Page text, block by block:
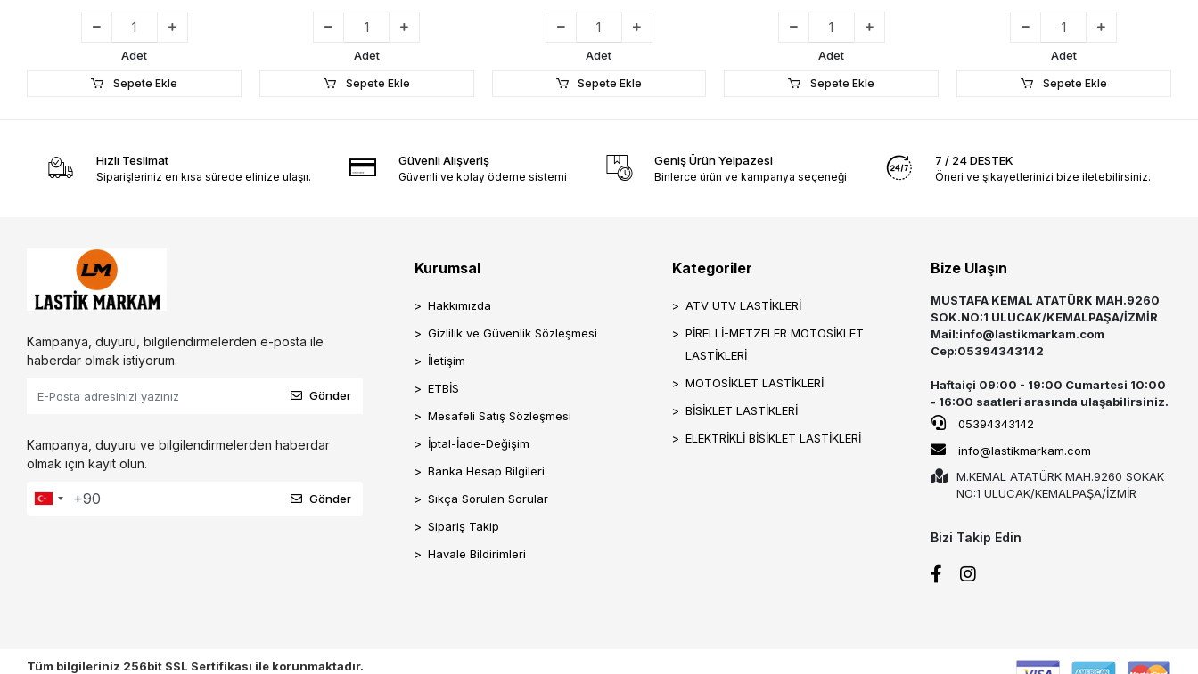
Adet
Sepete Ekle
Adet
Sepete Ekle
Adet
Sepete Ekle
Adet
Sepete Ekle
Adet
Sepete Ekle
Hızlı Teslimat
Siparişleriniz en kısa sürede elinize ulaşır.
Güvenli Alışveriş
Güvenli ve kolay ödeme sistemi
Geniş Ürün Yelpazesi
Binlerce ürün ve kampanya seçeneği
7 / 24 DESTEK
Öneri ve şikayetlerinizi bize iletebilirsiniz.
Kampanya, duyuru, bilgilendirmelerden e-posta ile
haberdar olmak istiyorum.
Gönder
Kampanya, duyuru ve bilgilendirmelerden haberdar
olmak için kayıt olun.
Gönder
Kurumsal
Hakkımızda
Gizlilik ve Güvenlik Sözleşmesi
İletişim
ETBİS
Mesafeli Satış Sözleşmesi
İptal-İade-Değişim
Banka Hesap Bilgileri
Sıkça Sorulan Sorular
Sipariş Takip
Havale Bildirimleri
Kategoriler
ATV UTV LASTİKLERİ
PİRELLİ-METZELER MOTOSİKLET
LASTİKLERİ
MOTOSİKLET LASTİKLERİ
BİSİKLET LASTİKLERİ
ELEKTRİKLİ BİSİKLET LASTİKLERİ
Bize Ulaşın
MUSTAFA KEMAL ATATÜRK MAH.9260
SOK.NO:1 ULUCAK/KEMALPAŞA/İZMİR
Mail:info@lastikmarkam.com
Cep:05394343142
Haftaiçi 09:00 - 19:00 Cumartesi 10:00
- 16:00 saatleri arasında ulaşabilirsiniz.
05394343142
info@lastikmarkam.com
M.KEMAL ATATÜRK MAH.9260 SOKAK
NO:1 ULUCAK/KEMALPAŞA/İZMİR
Bizi Takip Edin
Tüm bilgileriniz 256bit SSL Sertifikası ile korunmaktadır.